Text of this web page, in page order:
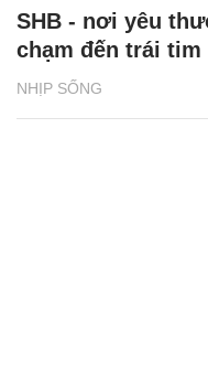
NHỊP SỐNG
SHB - nơi yêu
chạm đến trái tim